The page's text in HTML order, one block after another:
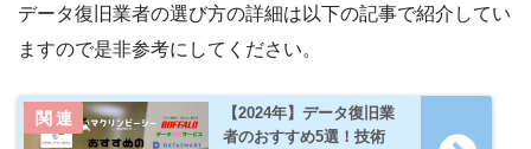
データ復旧業者の選び方の詳細は以下の記事で紹介してい
ますので是非参考にしてください。
【2024年】データ復旧業
者のおすすめ5選！技術